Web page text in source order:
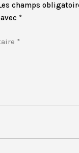
champs
*